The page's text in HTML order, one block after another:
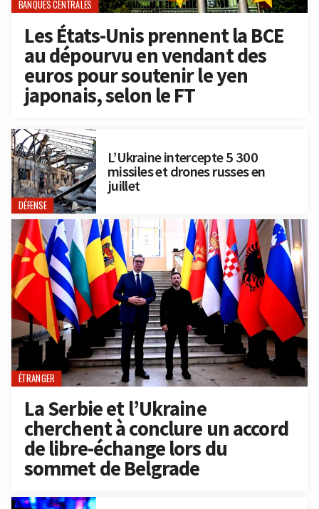
BANQUES CENTRALES
Les États-Unis prennent la BCE
au dépourvu en vendant des
euros pour soutenir le yen
japonais, selon le FT
DÉFENSE
L’Ukraine intercepte 5 300
missiles et drones russes en
juillet
ÉTRANGER
La Serbie et l’Ukraine
cherchent à conclure un accord
de libre-échange lors du
sommet de Belgrade